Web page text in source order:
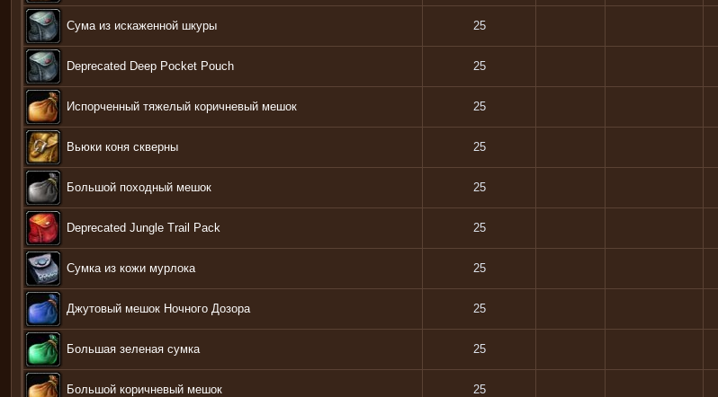
Сума из искаженной шкуры 25
Deprecated Deep Pocket Pouch 25
Испорченный тяжелый коричневый мешок 25
Вьюки коня скверны 25
Большой походный мешок 25
Deprecated Jungle Trail Pack 25
Сумка из кожи мурлока 25
Джутовый мешок Ночного Дозора 25
Большая зеленая сумка 25
Большой коричневый мешок 25